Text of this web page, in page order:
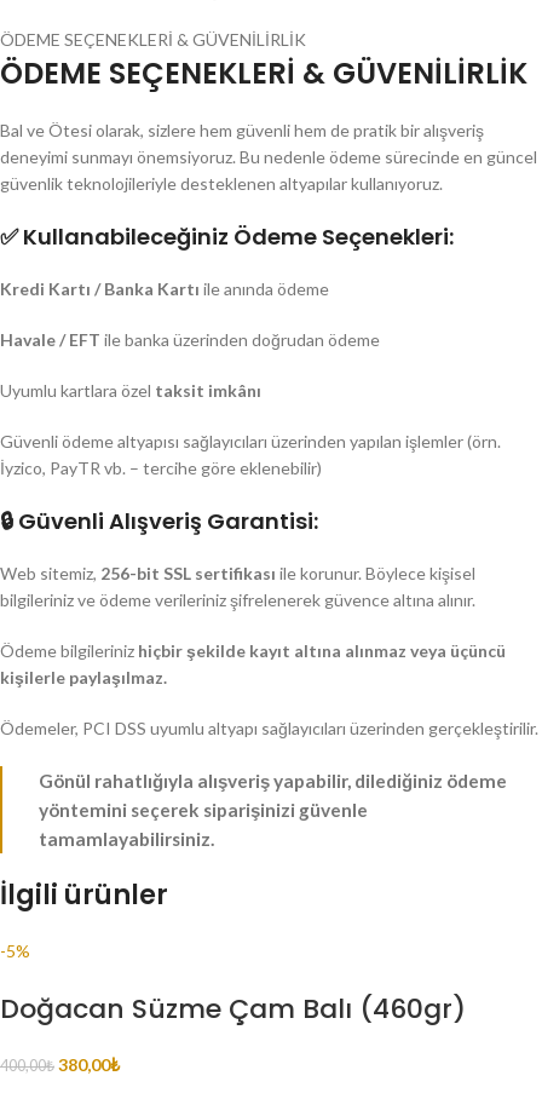
ÖDEME SEÇENEKLERİ & GÜVENİLİRLİK
ÖDEME SEÇENEKLERİ & GÜVENİLİRLİK
Bal ve Ötesi olarak, sizlere hem güvenli hem de pratik bir alışveriş
deneyimi sunmayı önemsiyoruz. Bu nedenle ödeme sürecinde en güncel
güvenlik teknolojileriyle desteklenen altyapılar kullanıyoruz.
✅Kullanabileceğiniz Ödeme Seçenekleri:
Kredi Kartı / Banka Kartı ile anında ödeme
Havale / EFT ile banka üzerinden doğrudan ödeme
Uyumlu kartlara özel taksit imkânı
Güvenli ödeme altyapısı sağlayıcıları üzerinden yapılan işlemler (örn.
İyzico, PayTR vb. – tercihe göre eklenebilir)
🔒 Güvenli Alışveriş Garantisi:
Web sitemiz, 256-bit SSL sertifikası ile korunur. Böylece kişisel
bilgileriniz ve ödeme verileriniz şifrelenerek güvence altına alınır.
Ödeme bilgileriniz hiçbir şekilde kayıt altına alınmaz veya üçüncü
kişilerle paylaşılmaz.
Ödemeler, PCI DSS uyumlu altyapı sağlayıcıları üzerinden gerçekleştirilir.
Gönül rahatlığıyla alışveriş yapabilir, dilediğiniz ödeme
yöntemini seçerek siparişinizi güvenle
tamamlayabilirsiniz.
İlgili ürünler
-5%
Doğacan Süzme Çam Balı (460gr)
400,00₺ 380,00₺